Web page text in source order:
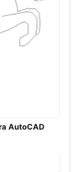
AutoCAD